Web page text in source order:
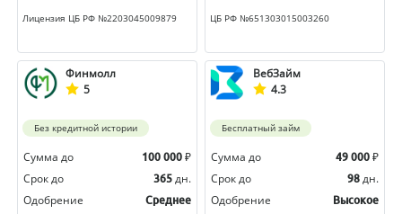
Лицензия ЦБ РФ №2203045009879 ЦБ РФ №651303015003260
Финмолл
5
Без кредитной истории
Сумма до 100 000 ₽
Срок до
365 дн.
Одобрение
Среднее
ВебЗайм
4.3
Бесплатный займ
Сумма до 49 000 ₽
Срок до
98 дн.
Одобрение
Высокое